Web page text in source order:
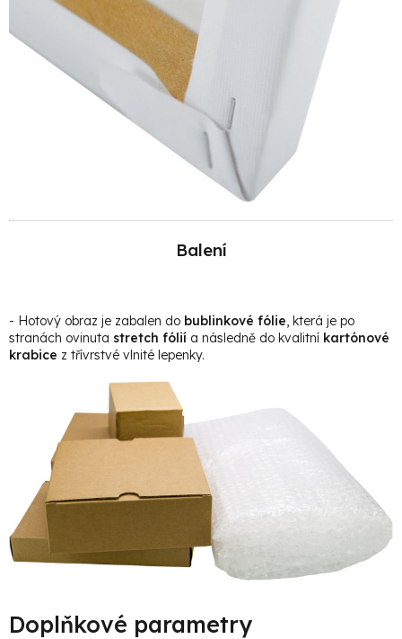
Balení
- Hotový obraz je zabalen do bublinkové fólie , která je po
stranách ovinuta stretch fólií a následně do kvalitní kartónové
krabice z třívrstvé vlnité lepenky.
Doplňkové parametry